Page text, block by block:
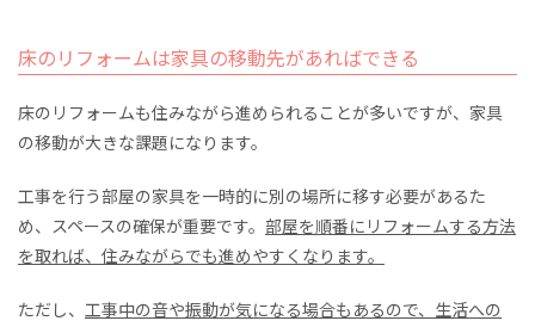
床のリフォームは家具の移動先があればできる
床のリフォームも住みながら進められることが多いですが、家具
の移動が大きな課題になります。
工事を行う部屋の家具を一時的に別の場所に移す必要があるた
め、スペースの確保が重要です。 部屋を順番にリフォームする方法
を取れば、住みながらでも進めやすくなります。
ただし、 工事中の音や振動が気になる場合もあるので、生活への